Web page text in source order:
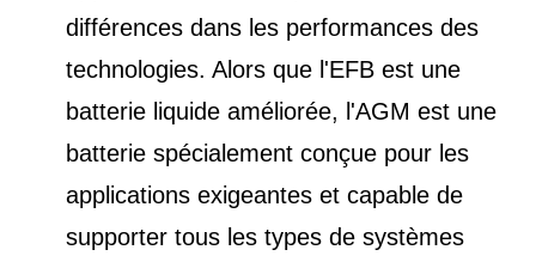
différences dans les performances des
technologies. Alors que l'EFB est une
batterie liquide améliorée, l'AGM est une
batterie spécialement conçue pour les
applications exigeantes et capable de
supporter tous les types de systèmes